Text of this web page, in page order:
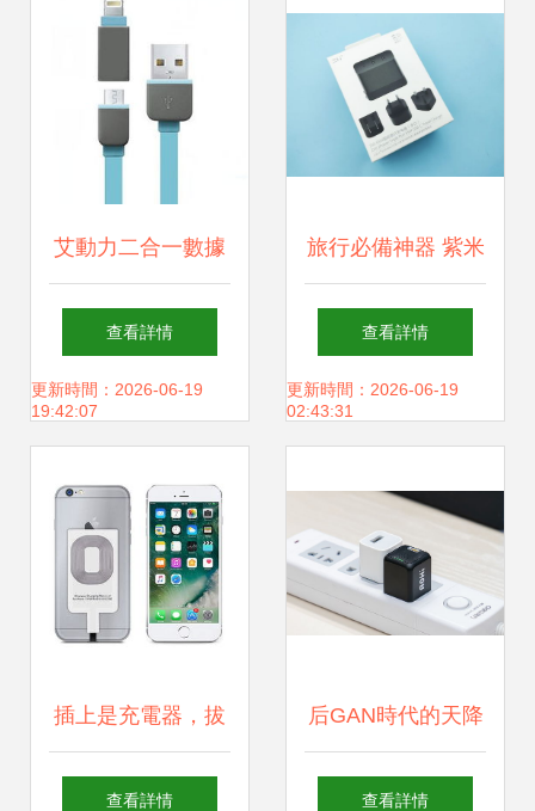
艾動力二合一數據
線評測 彩色設計與
多設備兼容的便捷
查看詳情
更新時間：2026-06-19
19:42:07
旅行必備神器 紫米
快充，一個充電器
走遍全球
查看詳情
更新時間：2026-06-19
02:43:31
插上是充電器，拔
出是充電寶，還能
查看詳情
后GAN時代的天降
猛男 AOHI
查看詳情